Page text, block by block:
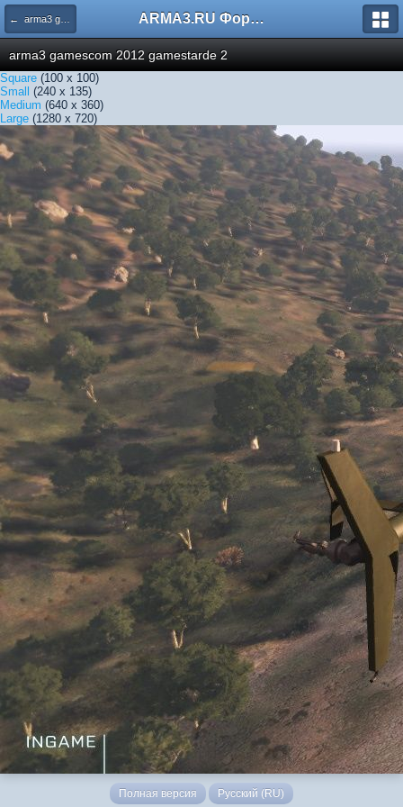
← arma3 gamescom 2012 gamestarde 2 ARMA3.RU Форум
arma3 gamescom 2012 gamestarde 2
Square (100 x 100)
Small (240 x 135)
Medium (640 x 360)
Large (1280 x 720)
Полная версия Русский (RU)